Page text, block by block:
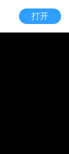
打开